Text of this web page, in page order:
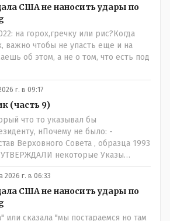
потом на 180 или 360 градусов,
как он не сдался, но ты же там сам
о тех, на кого работаешь.. Это
и ничего личного. Победим мы, они
и все это понимают..
США не наносить удары по
на горох,гречку или рис?Когда
важно чтобы не упасть еще и на
об этом, а не о том, что есть под
г. в 09:17
(часть 9)
что то указывал бы
нПочему не было: -
Верховного Совета , образца 1993
УТВЕРЖДАЛИ некоторые Указы
в части выборов и перевыборов и
внутренней политики, и тогда
РАСПУСТИЛ этот бунтарский
Абдильдин вам знакомо -
КП Казахстана , впоследствии -
2026 г. в 06:33
США не наносить удары по
сказала "мы постараемся но там